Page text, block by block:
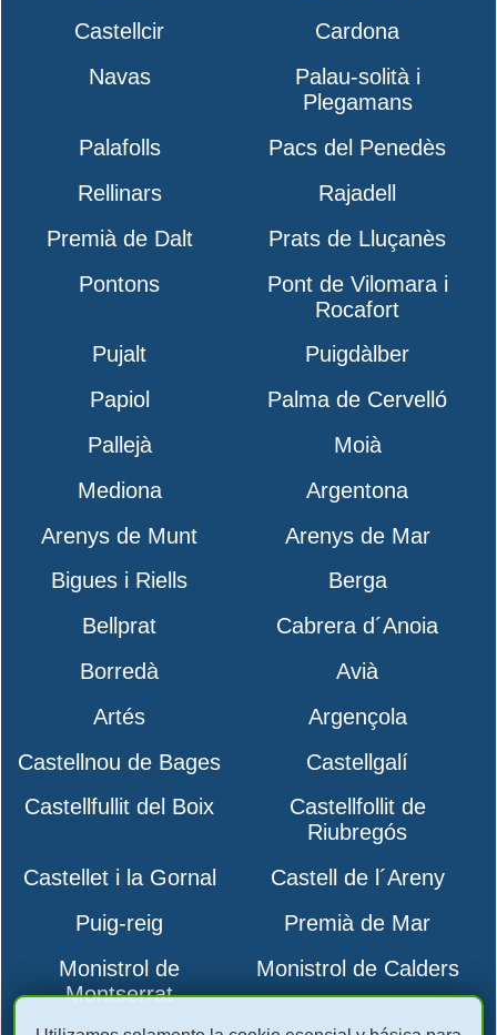
Castellcir
Cardona
Navas
Palau-solità i
Plegamans
Palafolls
Pacs del Penedès
Rellinars
Rajadell
Premià de Dalt
Prats de Lluçanès
Pontons
Pont de Vilomara i
Rocafort
Pujalt
Puigdàlber
Papiol
Palma de Cervelló
Pallejà
Moià
Mediona
Argentona
Arenys de Munt
Arenys de Mar
Bigues i Riells
Berga
Bellprat
Cabrera d´Anoia
Borredà
Avià
Artés
Argençola
Castellnou de Bages
Castellgalí
Castellfullit del Boix
Castellfollit de
Riubregós
Castellet i la Gornal
Castell de l´Areny
Puig-reig
Premià de Mar
Monistrol de
Montserrat
Monistrol de Calders